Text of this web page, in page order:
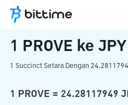
Beranda Konverter Kripto
1 PROVE ke JPY
1 Succinct Setara Dengan
1 PROVE = 24.28117949